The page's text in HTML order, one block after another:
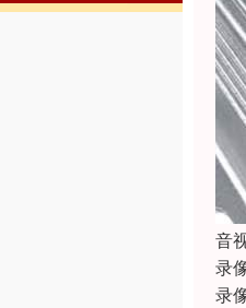
音
录
录